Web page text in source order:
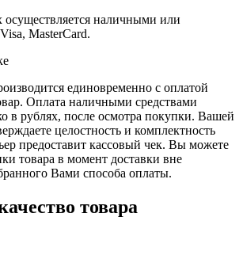
осуществляется наличными или
MasterCard.
единовременно с оплатой
Оплата наличными средствами
в рублях, после осмотра покупки. Вашей
целостность и комплектность
предоставит кассовый чек. Вы можете
товара в момент доставки вне
Вами способа оплаты.
товара